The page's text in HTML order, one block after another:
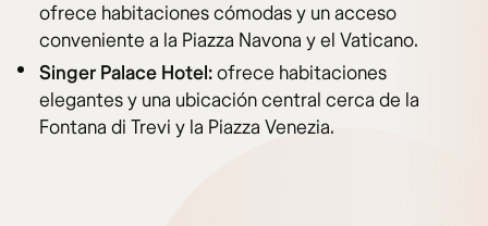
ofrece habitaciones cómodas y un acceso
conveniente a la Piazza Navona y el Vaticano.
Singer Palace Hotel:ofrece habitaciones
elegantes y una ubicación central cerca de la
Fontana di Trevi y la Piazza Venezia.